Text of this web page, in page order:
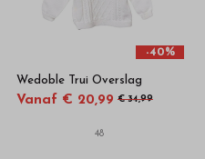
-40%
Wedoble Trui Overslag
Vanaf € 20,99 € 34,99
48